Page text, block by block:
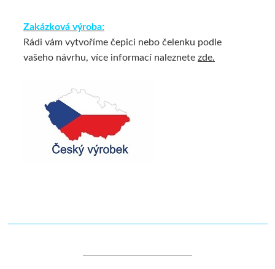
Zakázková výroba:
Rádi vám vytvoříme čepici nebo čelenku podle
vašeho návrhu, více informací naleznetezde